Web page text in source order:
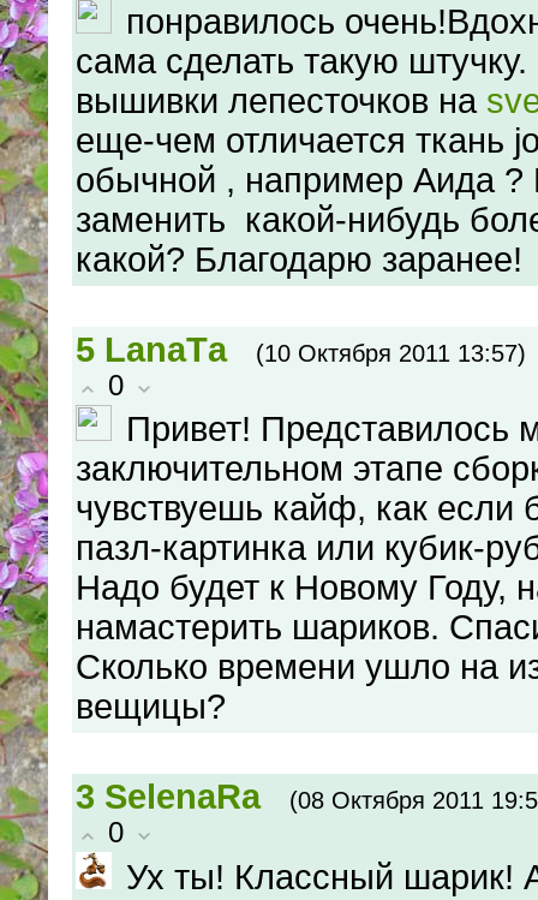
понравилось
сама сделать такую
вышивки лепесточков на
еще-чем отличается ткань
обычной , например Аида
заменить какой-нибудь
какой? Благодарю заранее!
5 LanaTа (10 Октября 2011 13:57)
0
Привет! Представилось
заключительном этапе
чувствуешь кайф, как если
пазл-картинка или кубик-
Надо будет к Новому Году,
намастерить шариков.
Сколько времени ушло на
вещицы?
3 SelenaRa (08 Октября 2011
0
Ух ты! Классный шарик!